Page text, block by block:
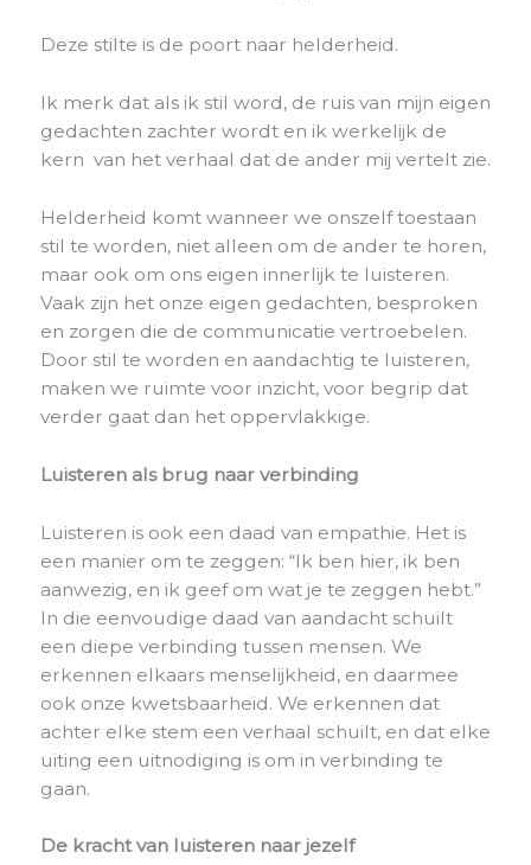
Deze stilte is de poort naar helderheid.
Ik merk dat als ik stil word, de ruis van mijn eigen
gedachten zachter wordt en ik werkelijk de
kern van het verhaal dat de ander mij vertelt zie.
Helderheid komt wanneer we onszelf toestaan ​​
stil te worden, niet alleen om de ander te horen,
maar ook om ons eigen innerlijk te luisteren.
Vaak zijn het onze eigen gedachten, besproken
en zorgen die de communicatie vertroebelen.
Door stil te worden en aandachtig te luisteren,
maken we ruimte voor inzicht, voor begrip dat
verder gaat dan het oppervlakkige.
Luisteren als brug naar verbinding
Luisteren is ook een daad van empathie. Het is
een manier om te zeggen: “Ik ben hier, ik ben
aanwezig, en ik geef om wat je te zeggen hebt.”
In die eenvoudige daad van aandacht schuilt
een diepe verbinding tussen mensen. We
erkennen elkaars menselijkheid, en daarmee
ook onze kwetsbaarheid. We erkennen dat
achter elke stem een ​​verhaal schuilt, en dat elke
uiting een uitnodiging is om in verbinding te
gaan.
De kracht van luisteren naar jezelf